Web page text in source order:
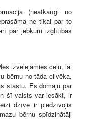
(neatkarīgi no
ne tikai par to
par jebkuru izglītības
izvēlējāmies ceļu, lai
bērnu no tāda cilvēka,
stāstu. Es domāju par
šī valsts var iesākt, ir
dzīvē ir piedzīvojis
bērnu spīdzinātāji